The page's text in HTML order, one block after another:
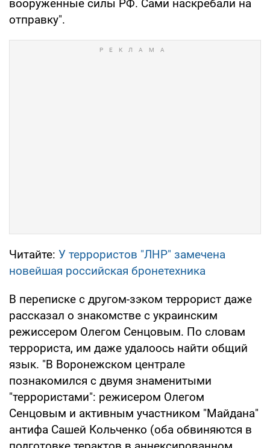
вооруженные силы РФ. Сами наскребали на
отправку".
Читайте: У террористов "ЛНР" замечена
новейшая российская бронетехника
В переписке с другом-зэком террорист даже
рассказал о знакомстве с украинским
режиссером Олегом Сенцовым. По словам
террориста, им даже удалоось найти общий
язык. "В Воронежском централе
познакомился с двумя знаменитыми
"террористами": режисером Олегом
Сенцовым и активным участником "Майдана"
антифа Сашей Кольченко (оба обвиняются в